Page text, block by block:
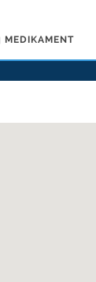
MEDIKAMENT
>